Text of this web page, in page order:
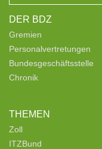
DER BDZ
Gremien
Personalvertretungen
Bundesgeschäftsstelle
Chronik
THEMEN
Zoll
ITZBund